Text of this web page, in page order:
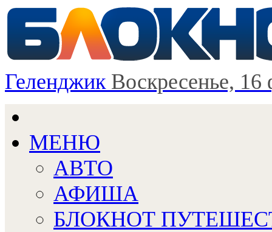
Геленджик Воскресенье, 16
МЕНЮ
АВТО
АФИША
БЛОКНОТ